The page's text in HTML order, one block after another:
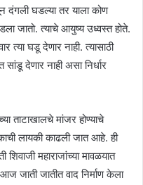
दंगली घडल्या तर याला कोण
जातो. त्याचे आयुष्य उध्वस्त होते.
त्या घडू देणार नाही. त्यासाठी
सांडू देणार नाही असा निर्धार
ताटाखालचे मांजर होण्याचे
लायकी काढली जात आहे. ही
महाराजांच्या मावळयात
जाती जातीत वाद निर्माण केला